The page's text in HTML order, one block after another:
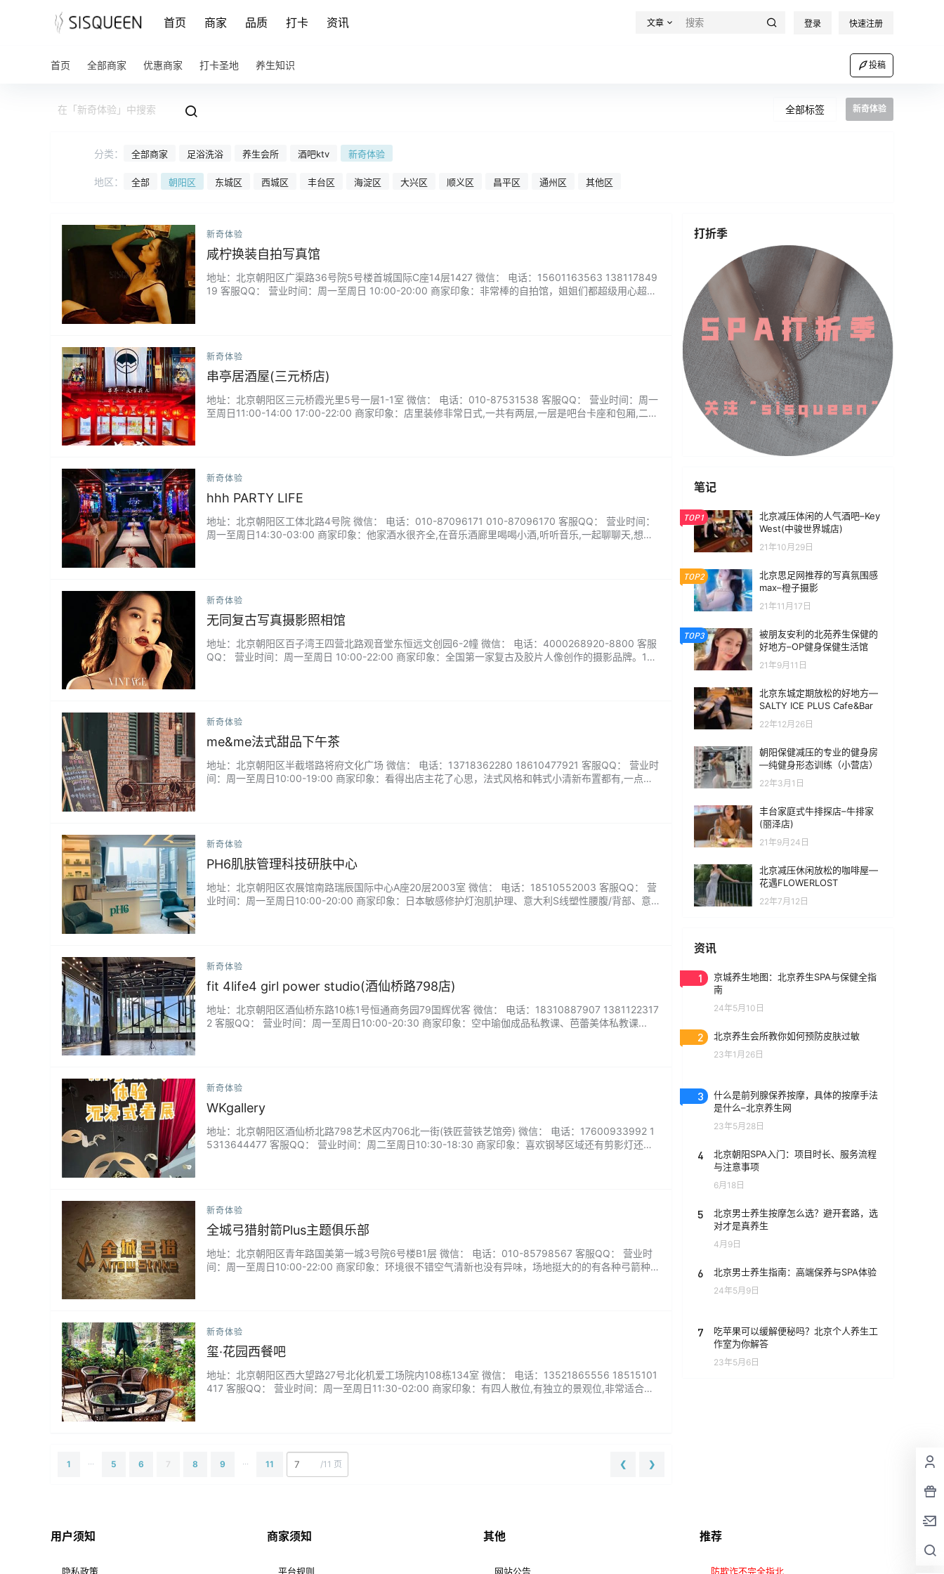
首页 商家 品质 打卡 资讯 文章 登录 快速注册
首页 全部商家 优惠商家 打卡圣地 养生知识 投稿
全部标签 新奇体验
分类： 全部商家 足浴洗浴 养生会所 酒吧ktv 新奇体验
地区： 全部 朝阳区 东城区 西城区 丰台区 海淀区 大兴区 顺义区 昌平区 通州区 其他区
新奇体验
咸柠换装自拍写真馆
地址：北京朝阳区广渠路36号院5号楼首城国际C座14层1427 微信： 电话：15601163563 138117849
19 客服QQ： 营业时间：周一至周日 10:00-20:00 商家印象：非常棒的自拍馆，姐姐们都超级用心超级
新奇体验
串亭居酒屋(三元桥店)
地址：北京朝阳区三元桥霞光里5号一层1-1室 微信： 电话：010-87531538 客服QQ： 营业时间：周一
至周日11:00-14:00 17:00-22:00 商家印象：店里装修非常日式,一共有两层,一层是吧台卡座和包厢,二层
新奇体验
hhh PARTY LIFE
地址：北京朝阳区工体北路4号院 微信： 电话：010-87096171 010-87096170 客服QQ： 营业时间：
周一至周日14:30-03:00 商家印象：他家酒水很齐全,在音乐酒廊里喝喝小酒,听听音乐,一起聊聊天,想想
新奇体验
无同复古写真摄影照相馆
地址：北京朝阳区百子湾王四营北路观音堂东恒远文创园6-2幢 微信： 电话：4000268920-8800 客服
QQ： 营业时间：周一至周日 10:00-22:00 商家印象：全国第一家复古及胶片人像创作的摄影品牌。140
新奇体验
me&me法式甜品下午茶
地址：北京朝阳区半截塔路将府文化广场 微信： 电话：13718362280 18610477921 客服QQ： 营业时
间：周一至周日10:00-19:00 商家印象：看得出店主花了心思，法式风格和韩式小清新布置都有,一点没
新奇体验
PH6肌肤管理科技研肤中心
地址：北京朝阳区农展馆南路瑞辰国际中心A座20层2003室 微信： 电话：18510552003 客服QQ： 营
业时间：周一至周日10:00-20:00 商家印象：日本敏感修护灯泡肌护理、意大利S线塑性腰腹/背部、意
新奇体验
fit 4life4 girl power studio(酒仙桥路798店)
地址：北京朝阳区酒仙桥东路10栋1号恒通商务园79国辉优客 微信： 电话：18310887907 1381122317
2 客服QQ： 营业时间：周一至周日10:00-20:30 商家印象：空中瑜伽成品私教课、芭蕾美体私教课...
新奇体验
WKgallery
地址：北京朝阳区酒仙桥北路798艺术区内706北一街(铁匠营铁艺馆旁) 微信： 电话：17600933992 1
5313644477 客服QQ： 营业时间：周二至周日10:30-18:30 商家印象：喜欢钢琴区域还有剪影灯还有
新奇体验
全城弓猎射箭Plus主题俱乐部
地址：北京朝阳区青年路国美第一城3号院6号楼B1层 微信： 电话：010-85798567 客服QQ： 营业时
间：周一至周日10:00-22:00 商家印象：环境很不错空气清新也没有异味，场地挺大的的有各种弓箭种类
新奇体验
玺·花园西餐吧
地址：北京朝阳区西大望路27号北化机爱工场院内108栋134室 微信： 电话：13521865556 18515101
417 客服QQ： 营业时间：周一至周日11:30-02:00 商家印象：有四人散位,有独立的景观位,非常适合情
1 5 6 7 8 9 11 /11 页 ❮ ❯
打折季
笔记
TOP1
北京减压体闲的人气酒吧–Key
West(中骏世界城店)
21年10月29日
TOP2
北京思足网推荐的写真氛围感
max–橙子摄影
21年11月17日
TOP3
被朋友安利的北苑养生保健的
好地方–OP健身保健生活馆
21年9月11日
北京东城定期放松的好地方—
SALTY ICE PLUS Cafe&Bar
22年12月26日
朝阳保健减压的专业的健身房
—纯健身形态训练（小营店）
22年3月1日
丰台家庭式牛排探店–牛排家
(丽泽店)
21年9月24日
北京减压休闲放松的咖啡屋—
花遇FLOWERLOST
22年7月12日
资讯
1
京城养生地图：北京养生SPA与保健全指
南
24年5月10日
2 北京养生会所教你如何预防皮肤过敏
23年1月26日
3
什么是前列腺保养按摩，具体的按摩手法
是什么–北京养生网
23年5月28日
4
北京朝阳SPA入门：项目时长、服务流程
与注意事项
6月18日
5
北京男士养生按摩怎么选？避开套路，选
对才是真养生
4月9日
6 北京男士养生指南：高端保养与SPA体验
24年5月9日
7
吃苹果可以缓解便秘吗？北京个人养生工
作室为你解答
23年5月6日
用户须知
隐私政策
商家须知
平台规则
其他
网站公告
推荐
防欺诈不完全指北